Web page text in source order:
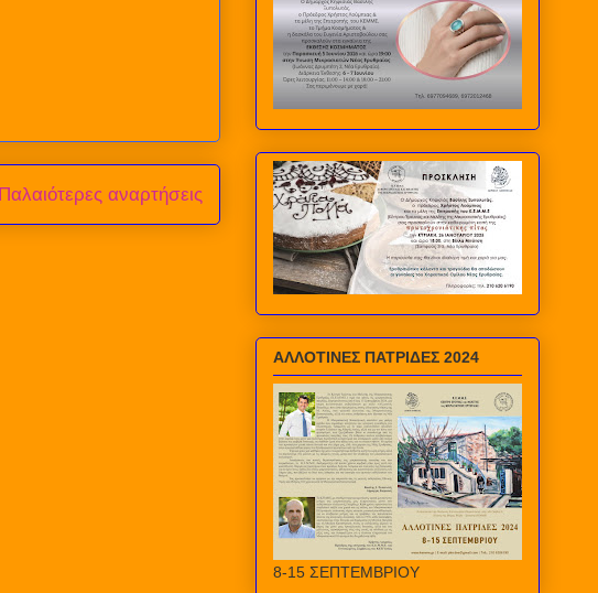
Παλαιότερες αναρτήσεις
ΑΛΛΟΤΙΝΕΣ ΠΑΤΡΙΔΕΣ 2024
8-15 ΣΕΠΤΕΜΒΡΙΟΥ